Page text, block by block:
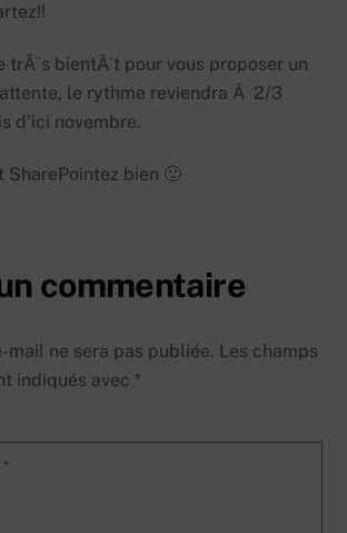
trÃ¨s bientÃ´t pour vous proposer un
le rythme reviendra Ã 2/3
d’ici novembre.
SharePointez bien 🙂
commentaire
mail ne sera pas publiée. Les champs
indiqués avec *
*